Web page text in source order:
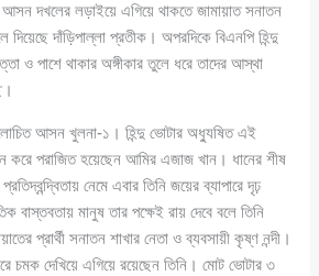
দখলের লড়াইয়ে এগিয়ে থাকতে জামায়াত সনাতন
দিয়েছে দাঁড়িপাল্লা প্রতীক। অপরদিকে বিএনপি হিন্দু
ও পাশে থাকার অঙ্গীকার তুলে ধরে তাদের আস্থা
আসন খুলনা-১। হিন্দু ভোটার অধ্যুষিত এই
করে পরাজিত হয়েছেন আমির এজাজ খান। ধানের শীষ
নেমে এবার তিনি জয়ের ব্যাপারে দৃঢ়
বাস্তবতায় মানুষ তার পক্ষেই রায় দেবে বলে তিনি
প্রার্থী সনাতন শাখার নেতা ও ব্যবসায়ী কৃষ্ণ নন্দী।
চমক দেখিয়ে এগিয়ে রয়েছেন তিনি। মোট ভোটার ৩